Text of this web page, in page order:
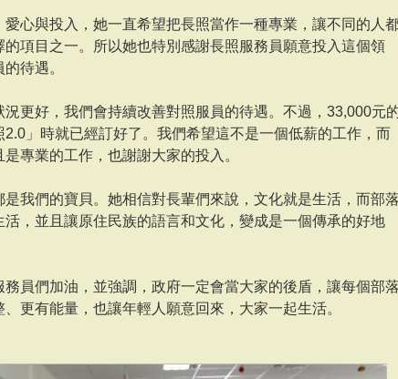
心與投入，她一直希望把長照當作一種專業，讓不同的人
項目之一。所以她也特別感謝長照服務員願意投入這個領
待遇。
更好，我們會持續改善對照服員的待遇。不過，33,000元
」時就已經訂好了。我們希望這不是一個低薪的工作，而
專業的工作，也謝謝大家的投入。
我們的寶貝。她相信對長輩們來說，文化就是生活，而部落
，並且讓原住民族的語言和文化，變成是一個傳承的好地
員們加油，並強調，政府一定會當大家的後盾，讓每個部落
更有能量，也讓年輕人願意回來，大家一起生活。